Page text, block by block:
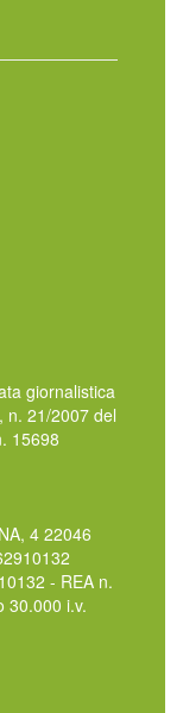
giornalistica
n. 21/2007 del
15698
4 22046
- REA n.
30.000 i.v.